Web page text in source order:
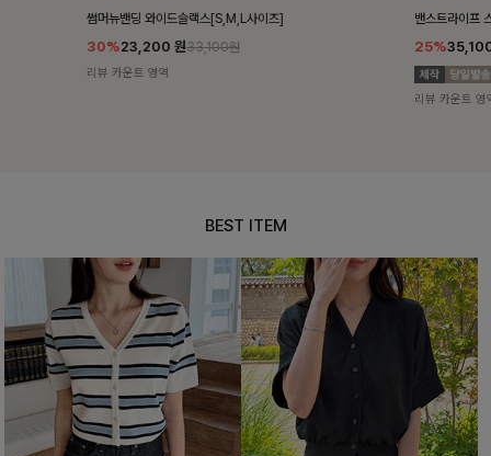
밴스트라이프 스트링원피스
25%35,100원46,800원
쥬린레이스 카
12%
리뷰 카운트 영
BEST ITEM